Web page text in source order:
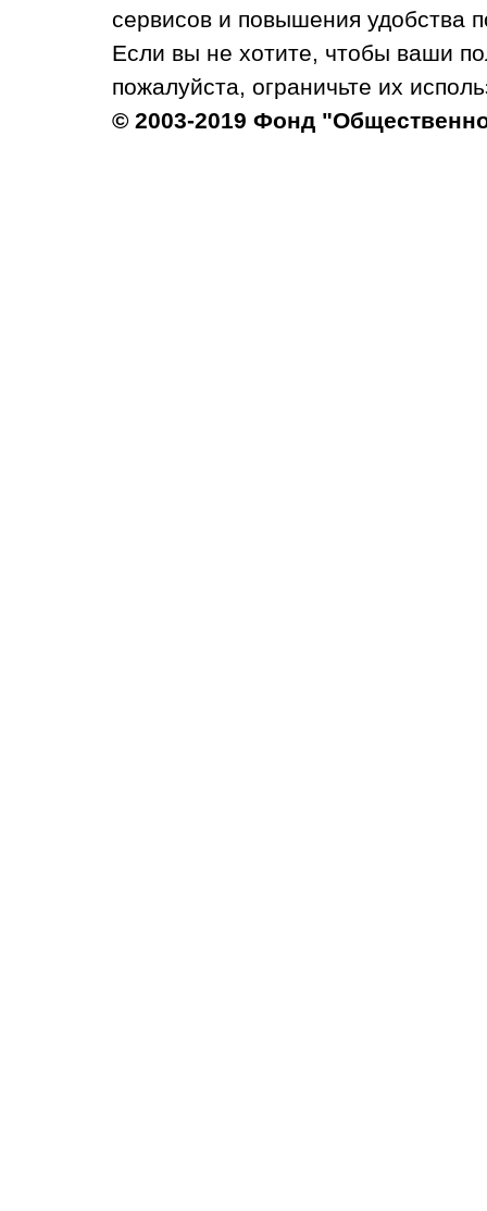
сервисов и повышения удобства
Если вы не хотите, чтобы ваши
пожалуйста, ограничьте их
© 2003-2019 Фонд